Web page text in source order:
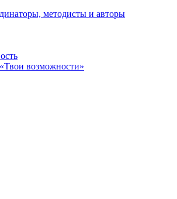
методисты и авторы
возможности»